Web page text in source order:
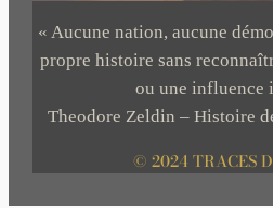
« Aucune nation, aucune
propre histoire sans
ou une influence
Theodore Zeldin – Histoire
© 2024 TRACES